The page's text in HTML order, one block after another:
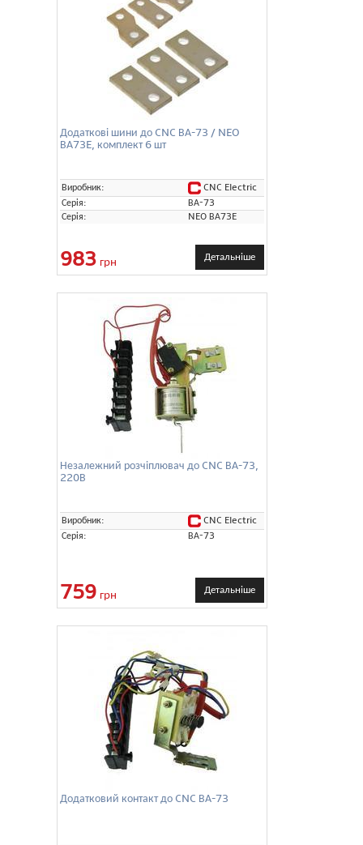
Додаткові шини до CNC ВА-73 / NEO
ВА73E, комплект 6 шт
Виробник:
CNC Electric
Серія:
ВА-73
Серія:
NEO ВА73E
983 грн Детальніше
Незалежний розчіплювач до CNC ВА-73,
220В
Виробник:
CNC Electric
Серія:
ВА-73
759 грн Детальніше
Додатковий контакт до CNC ВА-73